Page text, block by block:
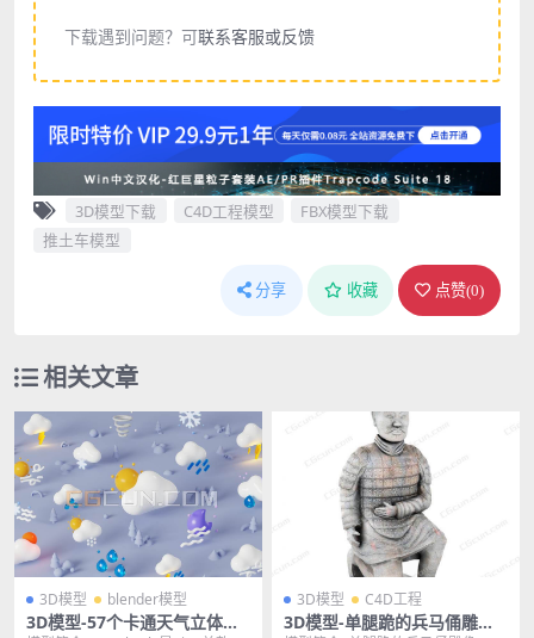
下载遇到问题？可联系客服或反馈
3D模型下载 C4D工程模型
FBX模型下载
推土车模型
分享 收藏 点赞(0)
相关文章
3D模型 blender模型
3D模型-57个卡通天气立体图
3D模型 C4D工程
3D模型-单腿跪的兵马俑雕像C